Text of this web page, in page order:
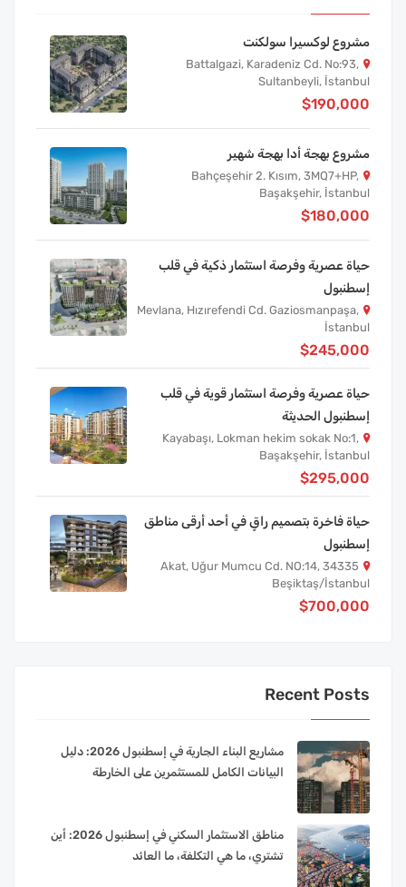
مشروع لوكسيرا سولكنت
Battalgazi, Karadeniz Cd. No:93,
Sultanbeyli, İstanbul
$190,000
مشروع بهجة أدا بهجة شهير
Bahçeşehir 2. Kısım, 3MQ7+HP,
Başakşehir, İstanbul
$180,000
حياة عصرية وفرصة استثمار ذكية في قلب
إسطنبول
Mevlana, Hızırefendi Cd. Gaziosmanpaşa,
İstanbul
$245,000
حياة عصرية وفرصة استثمار قوية في قلب
إسطنبول الحديثة
Kayabaşı, Lokman hekim sokak No:1,
Başakşehir, İstanbul
$295,000
حياة فاخرة بتصميم راقٍ في أحد أرقى مناطق
إسطنبول
Akat, Uğur Mumcu Cd. NO:14, 34335
Beşiktaş/İstanbul
$700,000
Recent Posts
مشاريع البناء الجارية في إسطنبول 2026: دليل
البيانات الكامل للمستثمرين على الخارطة
مناطق الاستثمار السكني في إسطنبول 2026: أين
تشتري، ما هي التكلفة، ما العائد